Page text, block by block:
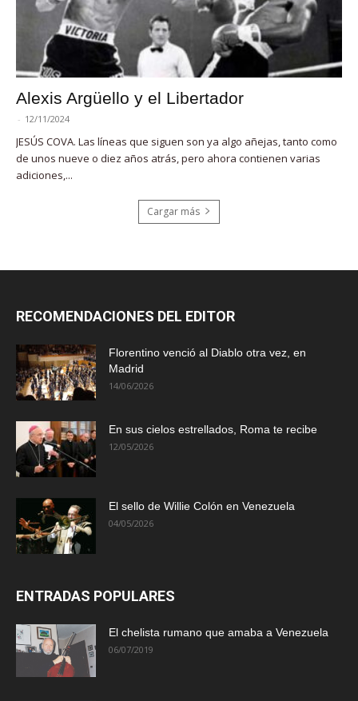
Alexis Argüello y el Libertador
- 12/11/2024
JESÚS COVA. Las líneas que siguen son ya algo añejas, tanto como
de unos nueve o diez años atrás, pero ahora contienen varias
adiciones,...
Cargar más
RECOMENDACIONES DEL EDITOR
Florentino venció al Diablo otra vez, en
Madrid
14/06/2026
En sus cielos estrellados, Roma te recibe
12/05/2026
El sello de Willie Colón en Venezuela
04/05/2026
ENTRADAS POPULARES
El chelista rumano que amaba a Venezuela
06/07/2019